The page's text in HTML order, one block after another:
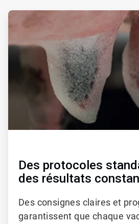
ArticleTile
1
2
Des protocoles
des résultats
Des consignes claires et
garantissent que chaque